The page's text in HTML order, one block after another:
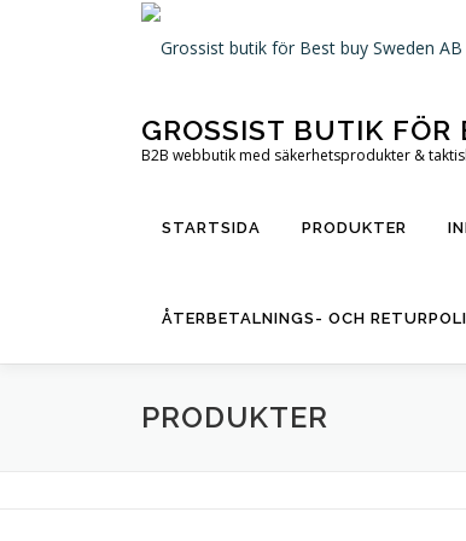
GROSSIST BUTIK
B2B webbutik med säkerhetsprodukter &
STARTSIDA PRODUKTER
ÅTERBETALNINGS- OCH
PRODUKTER